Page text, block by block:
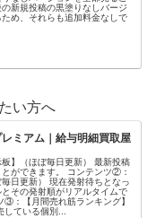
新規投稿の黒塗りなしバージ
め、それらも追加料金なしで
い方へ
ミアム｜給与明細買取屋
】（ほぼ毎日更新） 最新投稿
ができます。 コンテンツ②：
毎日更新） 現在発射待ちとなっ
その発射順がリアルタイムで
③：【月間売れ筋ランキング】
している個別...